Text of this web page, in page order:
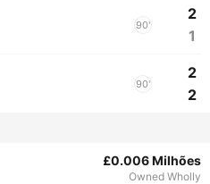
90'
2
1
90'
2
2
£0.006 Milhões
Owned Wholly